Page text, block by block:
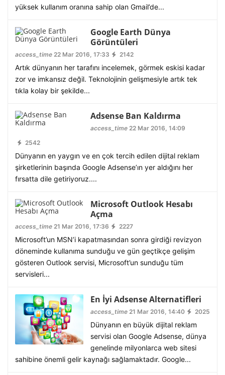
yüksek kullanım oranına sahip olan Gmail’de...
Google Earth Dünya
Görüntüleri
access_time 22 Mar 2016, 17:33 2142
Artık dünyanın her tarafını incelemek, görmek eskisi kadar
zor ve imkansız değil. Teknolojinin gelişmesiyle artık tek
tıkla kolay bir şekilde...
Adsense Ban Kaldırma
access_time22 Mar 2016, 14:09
2542
Dünyanın en yaygın ve en çok tercih edilen dijital reklam
şirketlerinin başında Google Adsense’ın yer aldığını her
fırsatta dile getiriyoruz....
Microsoft Outlook Hesabı
Açma
access_time 21 Mar 2016, 17:36 2227
Microsoft’un MSN’i kapatmasından sonra girdiği revizyon
döneminde kullanıma sunduğu ve gün geçtikçe gelişim
gösteren Outlook servisi, Microsoft’un sunduğu tüm
servisleri...
En İyi Adsense Alternatifleri
access_time21 Mar 2016, 14:40 2025
Dünyanın en büyük dijital reklam
servisi olan Google Adsense, dünya
genelinde milyonlarca web sitesi
sahibine önemli gelir kaynağı sağlamaktadır. Google...